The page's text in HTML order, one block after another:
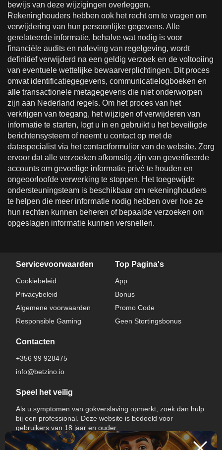
bewijs van deze wijzigingen overleggen.
Rekeninghouders hebben ook het recht om te vragen om
verwijdering van hun persoonlijke gegevens. Alle
gerelateerde informatie, behalve wat nodig is voor
financiële audits en naleving van regelgeving, wordt
definitief verwijderd na een geldig verzoek en de voltooiing
van eventuele wettelijke bewaarverplichtingen. Dit proces
omvat identificatiegegevens, communicatielogboeken en
alle transactionele metagegevens die niet onderworpen
zijn aan Nederland regels. Om het proces van het
verkrijgen van toegang, het wijzigen of verwijderen van
informatie te starten, logt u in en gebruikt u het beveiligde
berichtensysteem of neemt u contact op met de
dataspecialist via het contactformulier van de website. Zorg
ervoor dat alle verzoeken afkomstig zijn van geverifieerde
accounts om gevoelige informatie privé te houden en
ongeoorloofde verwerking te stoppen. Het toegewijde
ondersteuningsteam is beschikbaar om rekeninghouders
te helpen die meer informatie nodig hebben over hoe ze
hun rechten kunnen beheren of bepaalde verzoeken om
opgeslagen informatie kunnen versnellen.
Servicevoorwaarden
Cookiebeleid
Privacybeleid
Algemene voorwaarden
Responsible Gaming
Top Pagina's
App
Bonus
Promo Code
Geen Stortingsbonus
Contacten
+356 99 928475
info@betzino.io
Speel het veilig
Als u symptomen van gokverslaving opmerkt, zoek dan hulp
bij een professional. Deze website is bedoeld voor
gebruikers van 18 jaar en ouder.